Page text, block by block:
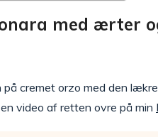
med ærter
på cremet orzo med den
video af retten ovre på min